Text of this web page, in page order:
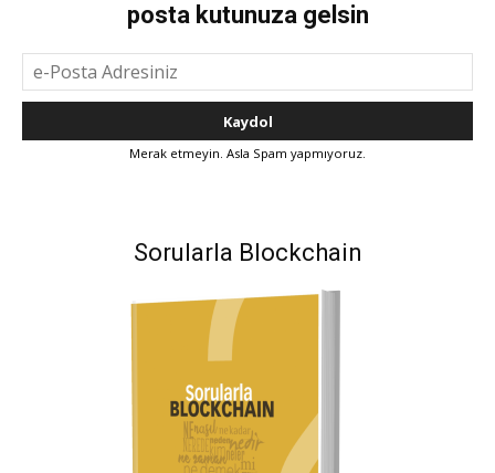
posta kutunuza gelsin
Merak etmeyin. Asla Spam yapmıyoruz.
Sorularla Blockchain